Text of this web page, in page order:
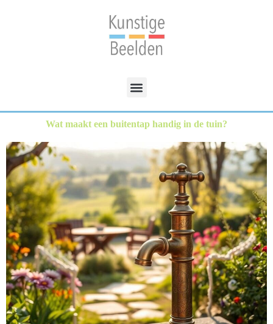
Wat maakt een buitentap handig in de tuin?